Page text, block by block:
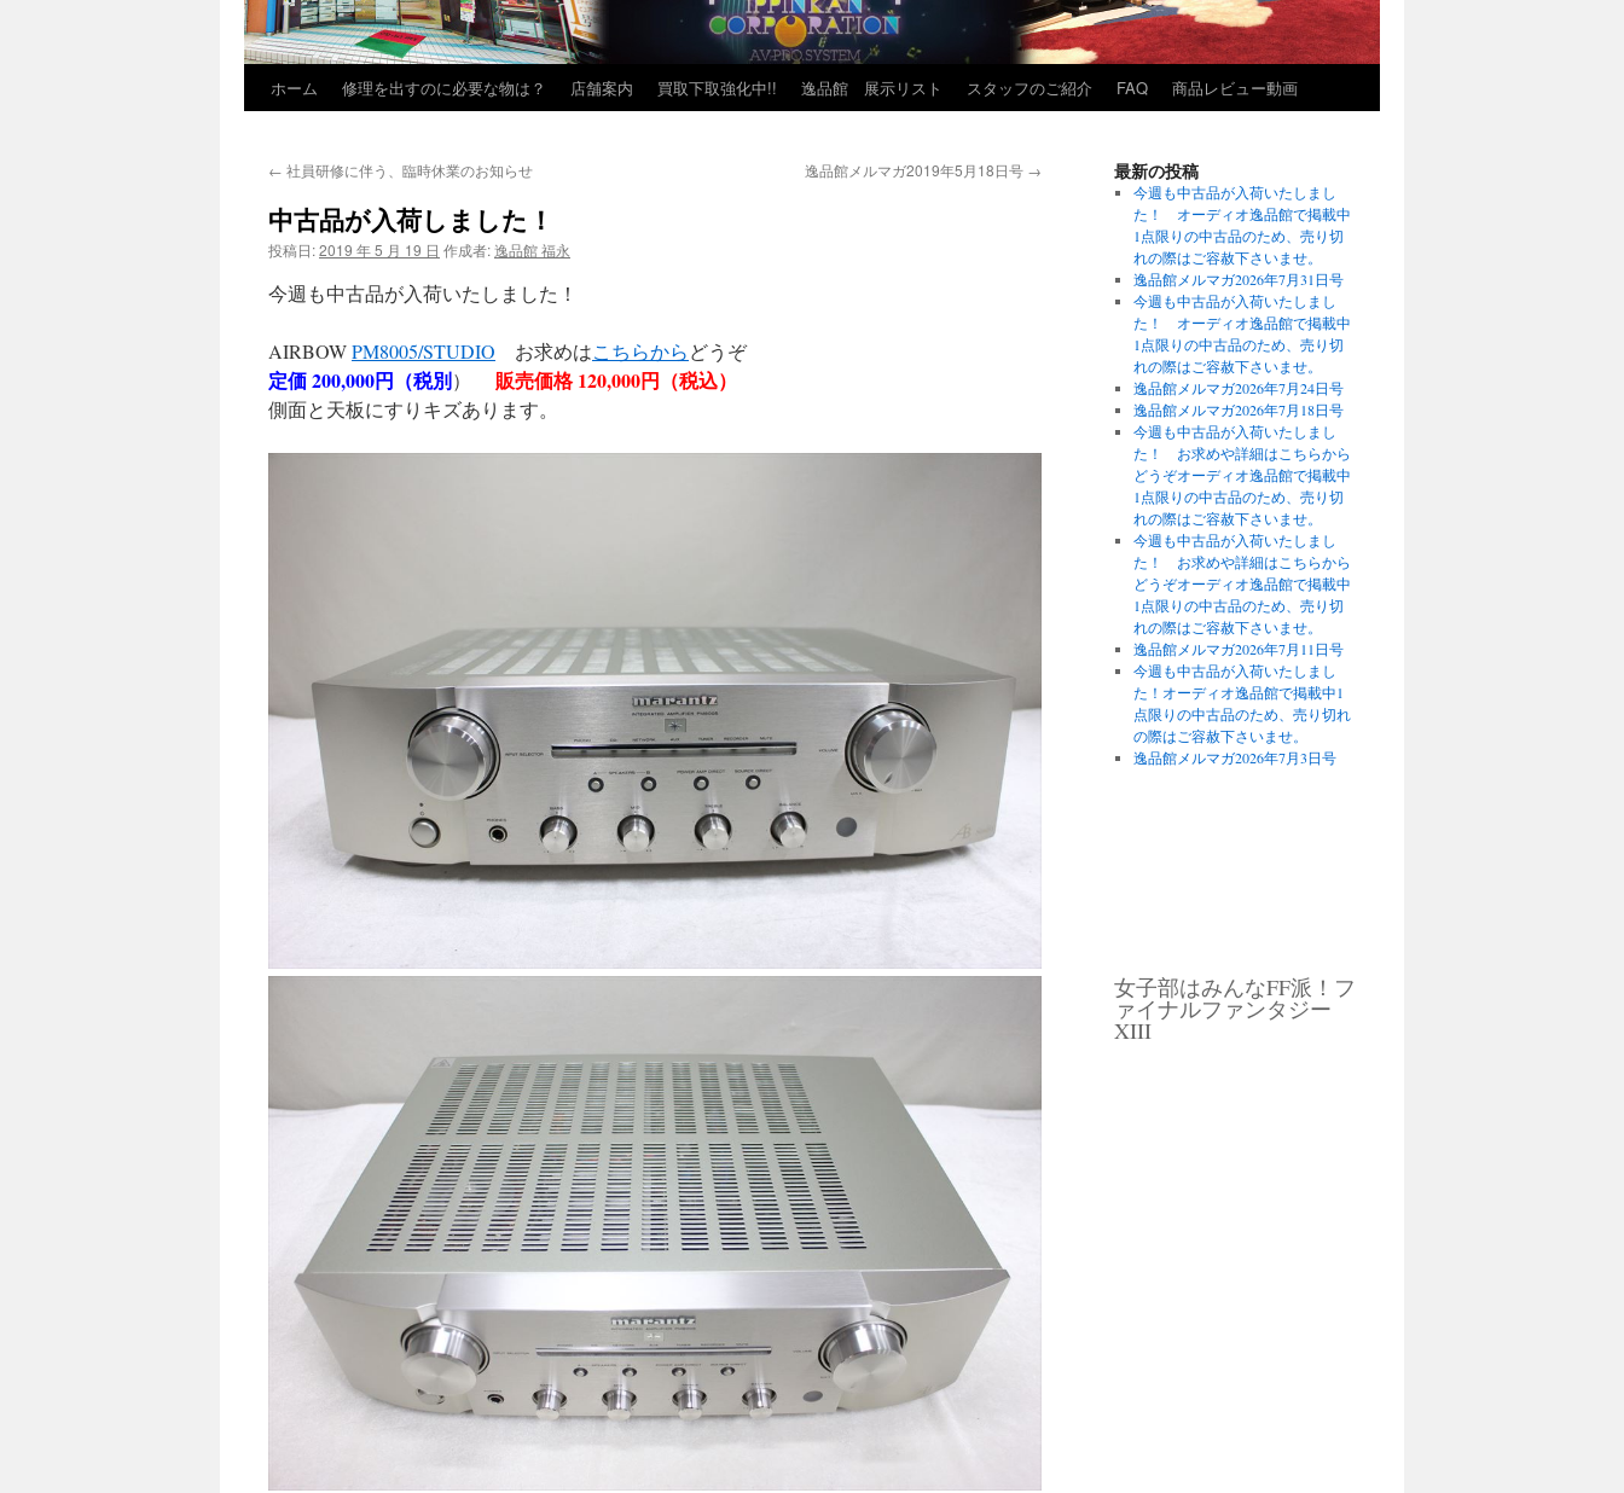
ホーム 修理を出すのに必要な物は？ 店舗案内 買取下取強化中!! 逸品館 展示リスト スタッフのご紹介 FAQ 商品レビュー動画
← 社員研修に伴う、臨時休業のお知らせ 逸品館メルマガ2019年5月18日号 →
中古品が入荷しました！
投稿日:2019 年 5 月 19 日 作成者:逸品館 福永
今週も中古品が入荷いたしました！
AIRBOWPM8005/STUDIO お求めはこちらからどうぞ
定価 200,000円（税別） 販売価格 120,000円（税込）
側面と天板にすりキズあります。
最新の投稿
今週も中古品が入荷いたしまし
た！ オーディオ逸品館で掲載中
1点限りの中古品のため、売り切
れの際はご容赦下さいませ。
逸品館メルマガ2026年7月31日号
今週も中古品が入荷いたしまし
た！ オーディオ逸品館で掲載中
1点限りの中古品のため、売り切
れの際はご容赦下さいませ。
逸品館メルマガ2026年7月24日号
逸品館メルマガ2026年7月18日号
今週も中古品が入荷いたしまし
た！ お求めや詳細はこちらから
どうぞオーディオ逸品館で掲載中
1点限りの中古品のため、売り切
れの際はご容赦下さいませ。
今週も中古品が入荷いたしまし
た！ お求めや詳細はこちらから
どうぞオーディオ逸品館で掲載中
1点限りの中古品のため、売り切
れの際はご容赦下さいませ。
逸品館メルマガ2026年7月11日号
今週も中古品が入荷いたしまし
た！オーディオ逸品館で掲載中1
点限りの中古品のため、売り切れ
の際はご容赦下さいませ。
逸品館メルマガ2026年7月3日号
女子部はみんなFF派！フ
ァイナルファンタジー
XIII